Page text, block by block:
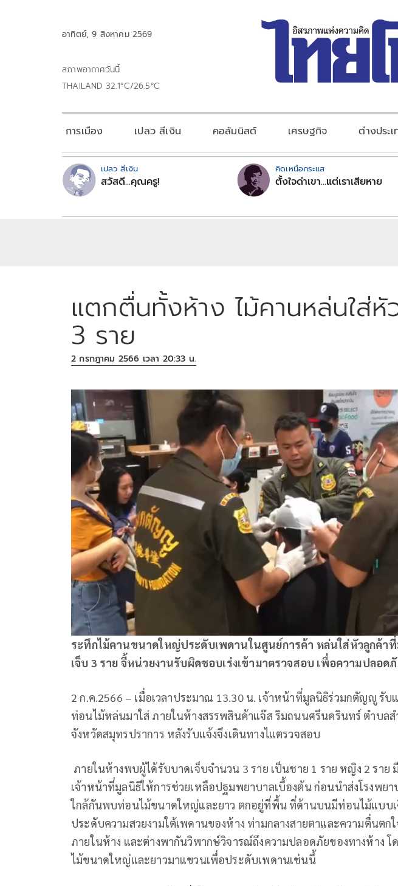
อาทิตย์, 9 สิงหาคม 2569
สภาพอากาศวันนี้
THAILAND 32.1°C/26.5°C
การเมือง เปลว สีเงิน คอลัมนิสต์ เศรษฐกิจ ต่างประเ
เปลว สีเงิน
สวัสดี...คุณครู!
คิดเหนือกระแส
ตั้งใจด่าเขา...แต่เราเสียหาย
แตกตื่นทั้งห้าง ไม้คานหล่นใส่หั
3 ราย
2 กรกฎาคม 2566 เวลา 20:33 น.
ระทึกไม้คานขนาดใหญ่ประดับเพดานในศูนย์การค้า หล่นใส่หัวลูกค้า
เจ็บ 3 ราย จี้หน่วยงานรับผิดชอบเร่งเข้ามาตรวจสอบ เพื่อความปลอด
2 ก.ค.2566 – เมื่อเวลาประมาณ 13.30 น. เจ้าหน้าที่มูลนิธิร่วมกตัญญู รับ
ท่อนไม้หล่นมาใส่ ภายในห้างสรรพสินค้าแจ๊ส ริมถนนศรีนครินทร์ ตำบลส
จังหวัดสมุทรปราการ หลังรับแจ้งจึงเดินทางไแตรวจสอบ
ภายในห้างพบผู้ได้รับบาดเจ็บจำนวน 3 ราย เป็นชาย 1 ราย หญิง 2 รา
เจ้าหน้าที่มูลนิธิให้การช่วยเหลือปฐมพยาบาลเบื้องต้น ก่อนนำส่งโรงพยา
ใกล้กันพบท่อนไม้ขนาดใหญ่และยาว ตกอยู่ที่พื้น ที่ด้านบนมีท่อนไม้แบบเ
ประดับความสวยงามใต้เพดานของห้าง ท่ามกลางสายตาและความตื่นตก
ภายในห้าง และต่างพากันวิพากษ์วิจารณ์ถึงความปลอดภัยของทางห้าง โ
ไม้ขนาดใหญ่และยาวมาแขวนเพื่อประดับเพดานเช่นนี้